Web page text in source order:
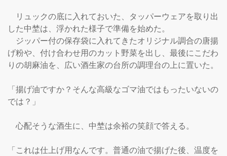
リュックの底に入れておいた、タッパーウェアを取り出
した中埜は、浮かれた様子で準備を始めた。
ジッパー付の保存袋に入れてきたオリジナル調合の唐揚
げ粉や、付け合わせ用のカット野菜を出し、最後にこだわ
りの胡麻油を、広い酒生家の台所の調理台の上に置いた。
「揚げ油ですか？そんな高級なゴマ油ではもったいないの
では？」
心配そうな酒生に、中埜は余裕の笑顔で答える。
「これは仕上げ用なんです。普通の油で揚げた後、温度を